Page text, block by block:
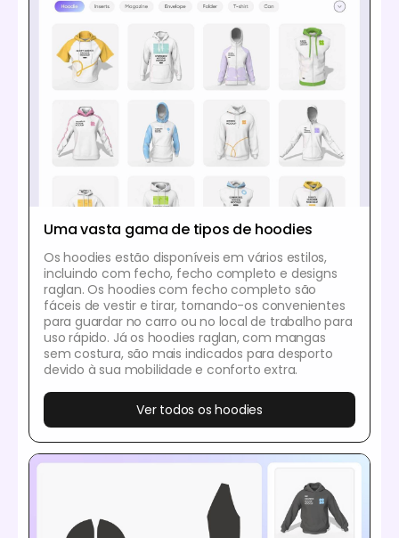
Uma vasta gama de tipos de hoodies
Os hoodies estão disponíveis em vários estilos,
incluindo com fecho, fecho completo e designs
raglan. Os hoodies com fecho completo são
fáceis de vestir e tirar, tornando-os convenientes
para guardar no carro ou no local de trabalho para
uso rápido. Já os hoodies raglan, com mangas
sem costura, são mais indicados para desporto
devido à sua mobilidade e conforto extra.
Ver todos os hoodies